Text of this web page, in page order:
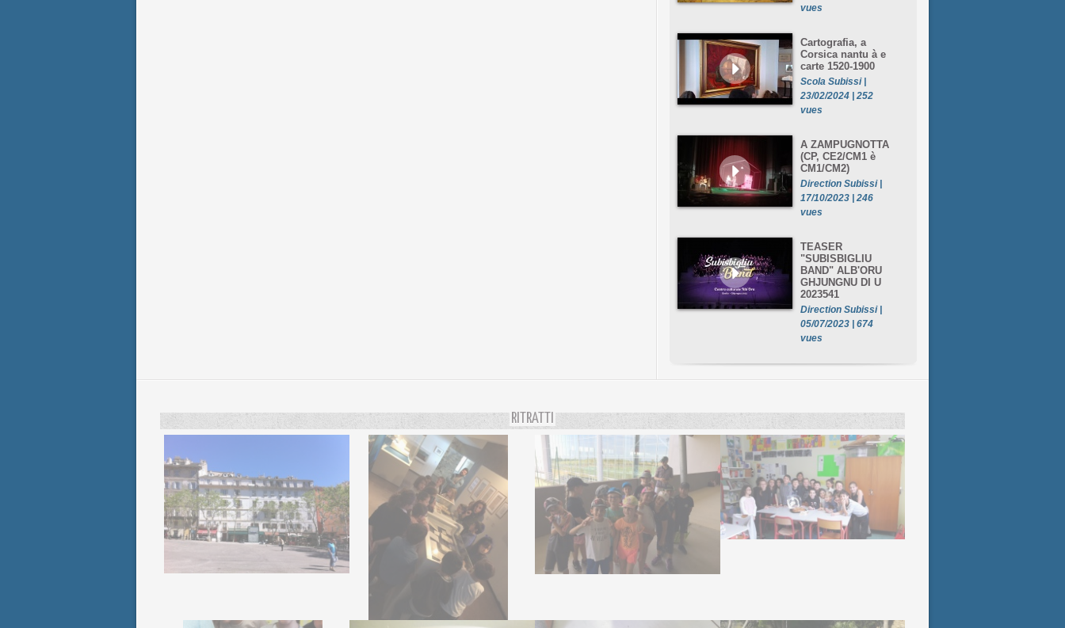
vues
Cartografia, a
Corsica nantu à e
carte 1520-1900
Scola Subissi |
23/02/2024 | 252
vues
A ZAMPUGNOTTA
(CP, CE2/CM1 è
CM1/CM2)
Direction Subissi |
17/10/2023 | 246
vues
TEASER
"SUBISBIGLIU
BAND" ALB'ORU
GHJUNGNU DI U
2023541
Direction Subissi |
05/07/2023 | 674
vues
RITRATTI